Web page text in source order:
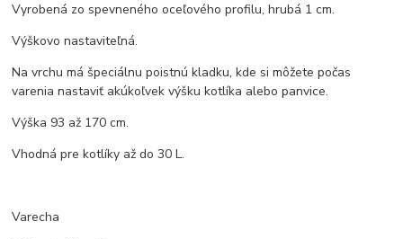
Vyrobená zo spevneného oceľového profilu, hrubá 1 cm.
Výškovo nastaviteľná.
Na vrchu má špeciálnu poistnú kladku, kde si môžete počas
varenia nastaviť akúkoľvek výšku kotlíka alebo panvice.
Výška 93 až 170 cm.
Vhodná pre kotlíky až do 30 L.
Varecha